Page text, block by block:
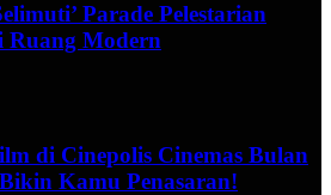
Parade Pelestarian
Ruang Modern
di Cinepolis Cinemas Bulan
Kamu Penasaran!